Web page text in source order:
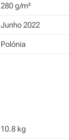
280 g/m²
Junho 2022
Polónia
10.8 kg